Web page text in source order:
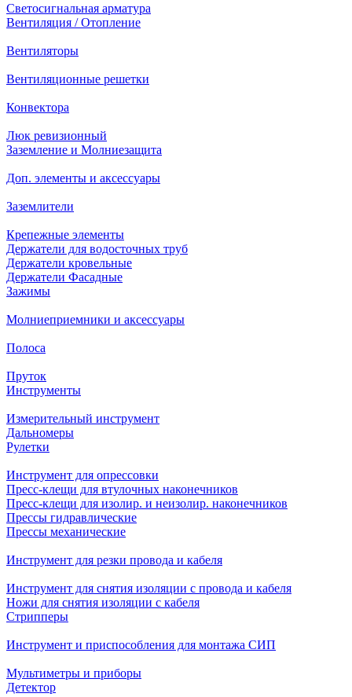
Светосигнальная арматура
Вентиляция / Отопление
Вентиляторы
Вентиляционные решетки
Конвектора
Люк ревизионный
Заземление и Молниезащита
Доп. элементы и аксессуары
Заземлители
Крепежные элементы
Держатели для водосточных труб
Держатели кровельные
Держатели Фасадные
Зажимы
Молниеприемники и аксессуары
Полоса
Пруток
Инструменты
Измерительный инструмент
Дальномеры
Рулетки
Инструмент для опрессовки
Пресс-клещи для втулочных наконечников
Пресс-клещи для изолир. и неизолир. наконечников
Прессы гидравлические
Прессы механические
Инструмент для резки провода и кабеля
Инструмент для снятия изоляции с провода и кабеля
Ножи для снятия изоляции с кабеля
Стрипперы
Инструмент и приспособления для монтажа СИП
Мультиметры и приборы
Детектор